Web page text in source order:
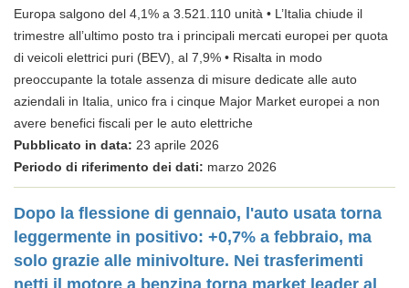
Europa salgono del 4,1% a 3.521.110 unità • L’Italia chiude il
trimestre all’ultimo posto tra i principali mercati europei per quota
di veicoli elettrici puri (BEV), al 7,9% • Risalta in modo
preoccupante la totale assenza di misure dedicate alle auto
aziendali in Italia, unico fra i cinque Major Market europei a non
avere benefici fiscali per le auto elettriche
Pubblicato in data: 23 aprile 2026
Periodo di riferimento dei dati: marzo 2026
Dopo la flessione di gennaio, l'auto usata torna
leggermente in positivo: +0,7% a febbraio, ma
solo grazie alle minivolture. Nei trasferimenti
netti il motore a benzina torna market leader al